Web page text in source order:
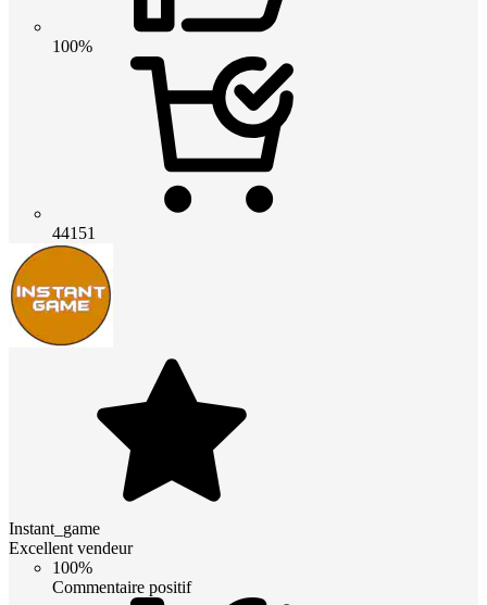
100%
44151
Instant_game
Excellent vendeur
100%
Commentaire positif